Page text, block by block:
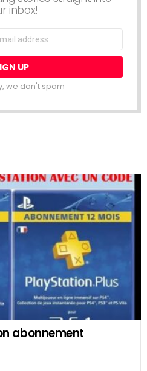
inbox!
we don't spam
abonnement